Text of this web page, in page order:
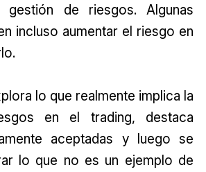
gestión de riesgos. Algunas
incluso aumentar el riesgo en
lo que realmente implica la
en el trading, destaca
aceptadas y luego se
lo que no es un ejemplo de